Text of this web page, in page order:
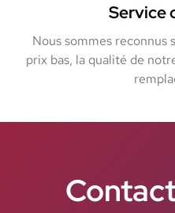
Service
Nous sommes reconnus
prix bas, la qualité de